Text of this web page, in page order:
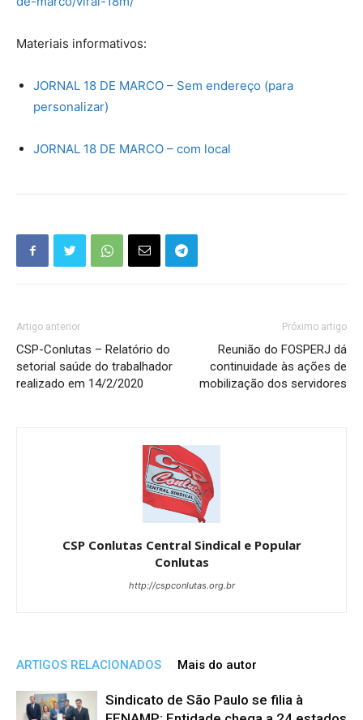
Materiais informativos:
JORNAL 18 DE MARCO – Sem endereço (para
personalizar)
JORNAL 18 DE MARCO – com local
Artigo anterior
CSP-Conlutas – Relatório do
setorial saúde do trabalhador
realizado em 14/2/2020
Próximo artigo
Reunião do FOSPERJ dá
continuidade às ações de
mobilização dos servidores
CSP Conlutas Central Sindical e Popular
Conlutas
http://cspconlutas.org.br
ARTIGOS RELACIONADOS Mais do autor
Sindicato de São Paulo se filia à